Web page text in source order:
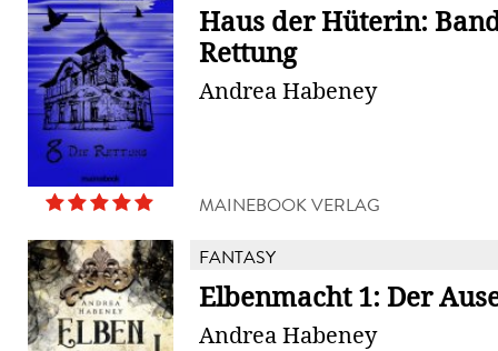
Haus der Hüterin:
Rettung
Andrea Habeney
MAINEBOOK VERLAG
FANTASY
Elbenmacht 1: Der
Andrea Habeney